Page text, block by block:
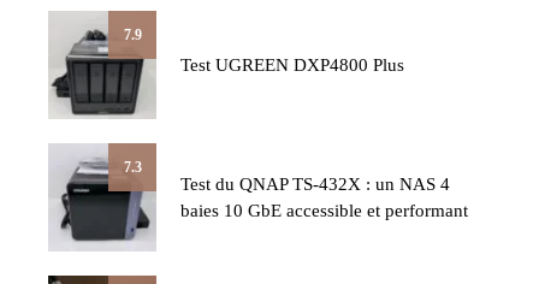
7.9
Test UGREEN DXP4800 Plus
7.3
Test du QNAP TS-432X : un NAS 4
baies 10 GbE accessible et performant